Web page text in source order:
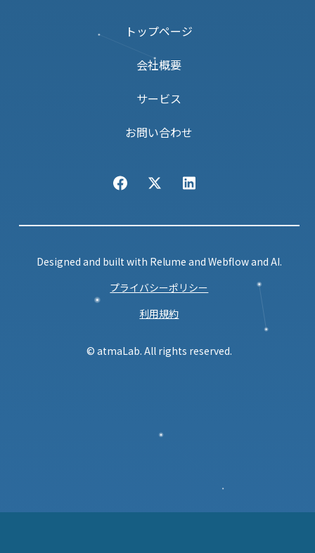
トップページ
会社概要
サービス
お問い合わせ
Designed and built with Relume and Webflow and AI.
© atmaLab. All rights reserved.
プライバシーポリシー
利用規約